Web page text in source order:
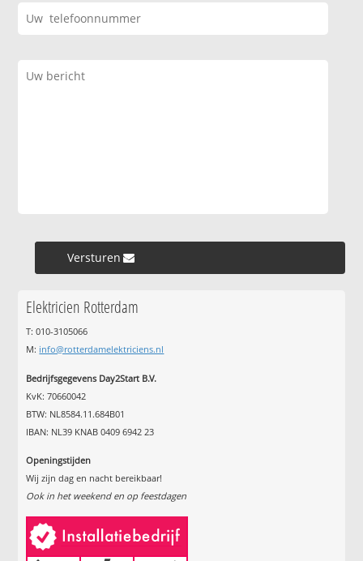
Versturen »
Elektricien Rotterdam
T: 010-3105066
M: info@rotterdamelektriciens.nl
Bedrijfsgegevens Day2Start B.V.
KvK: 70660042
BTW: NL8584.11.684B01
IBAN: NL39 KNAB 0409 6942 23
Openingstijden
Wij zijn dag en nacht bereikbaar!
Ook in het weekend en op feestdagen